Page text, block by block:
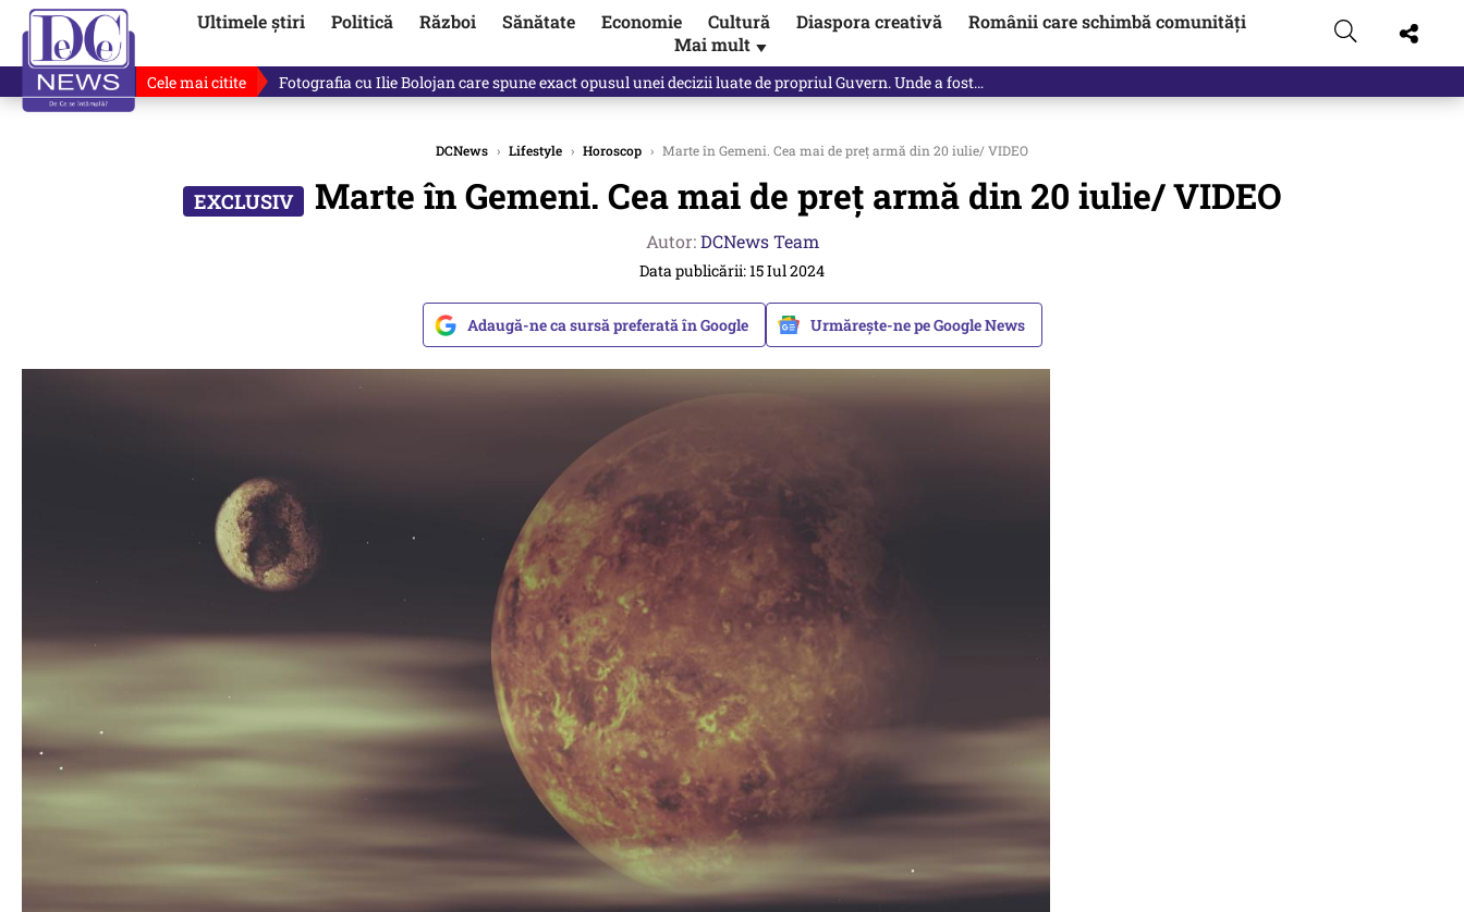
Ultimele știri Politică Război Sănătate Economie Cultură Diaspora creativă
Românii care schimbă comunități
Mai mult ▼
Cele mai citite De ce minte Ilie Bolojan? Ce spune Mircea Badea: E o minciună de mari proporții
DCNews › Lifestyle › Horoscop › Marte în Gemeni. Cea mai de preț armă din 20 iulie/ VIDEO
Marte în Gemeni. Cea mai de preț armă din 20 iulie/ VIDEO
Autor:DCNews Team
Data publicării: 15 Iul 2024
Adaugă-ne ca sursă preferată în Google Urmărește-ne pe Google News